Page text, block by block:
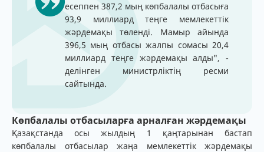
есеппен 387,2 мың көпбалалы отбасыға
93,9 миллиард теңге мемлекеттік
жәрдемақы төленді. Мамыр айында
396,5 мың отбасы жалпы сомасы 20,4
миллиард теңге жәрдемақы алды", -
делінген министрліктің ресми
сайтында.
Көпбалалы отбасыларға арналған жәрдемақы
Қазақстанда осы жылдың 1 қаңтарынан бастап
көпбалалы отбасылар жаңа мемлекеттік жәрдемақы